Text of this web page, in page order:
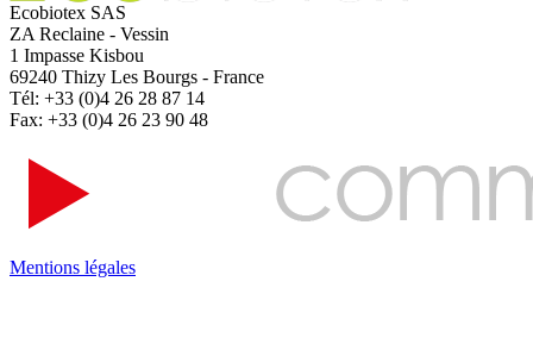
Ecobiotex SAS
ZA Reclaine - Vessin
1 Impasse Kisbou
69240 Thizy Les Bourgs - France
Tél: +33 (0)4 26 28 87 14
Fax: +33 (0)4 26 23 90 48
Mentions légales